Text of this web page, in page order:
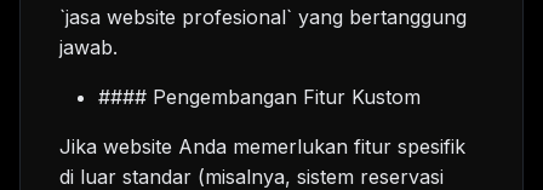
`jasa website profesional` yang bertanggung
jawab.
#### Pengembangan Fitur Kustom
Jika website Anda memerlukan fitur spesifik
di luar standar (misalnya, sistem reservasi